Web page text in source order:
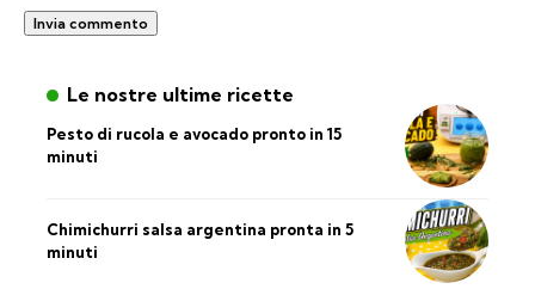
Le nostre ultime ricette
Pesto di rucola e avocado pronto in 15
minuti
Chimichurri salsa argentina pronta in 5
minuti